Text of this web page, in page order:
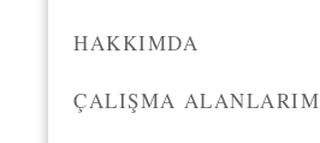
HAKKIMDA
ÇALIŞMA ALANLARIM